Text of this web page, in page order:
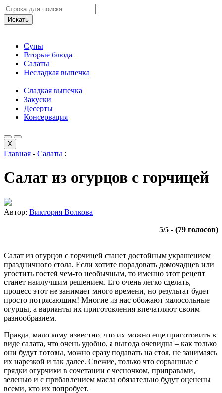
Искать
Супы
Вторые блюда
Салаты
Несладкая выпечка
Сладкая выпечка
Закуски
Десерты
Консервация
X
Главная - Салаты :
Салат из огурцов с горчицей
Автор: Виктория Волкова
5/5 - (79 голосов)
Салат из огурцов с горчицей станет достойным украшением
праздничного стола. Если хотите порадовать домочадцев или
угостить гостей чем-то необычным, то именно этот рецепт
станет наилучшим решением. Его очень легко сделать,
процесс этот не занимает много времени, но результат будет
просто потрясающим! Многие из нас обожают малосольные
огурцы, а варианты их приготовления впечатляют своим
разнообразием.
Правда, мало кому известно, что их можно еще приготовить в
виде салата, что очень удобно, а выгода очевидна – как только
они будут готовы, можно сразу подавать на стол, не занимаясь
их нарезкой и так далее. Свежие, только что сорванные с
грядки огурчики в сочетании с чесночком, приправами,
зеленью и с прибавлением масла обязательно будут оценены
всеми, кто их попробует.